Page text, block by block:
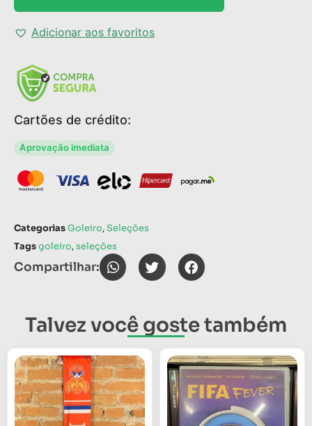
Adicionar aos favoritos
Cartões de crédito:
Aprovação imediata
CategoriasGoleiro,Seleções
Tagsgoleiro,seleções
Compartilhar:
Talvez você goste também